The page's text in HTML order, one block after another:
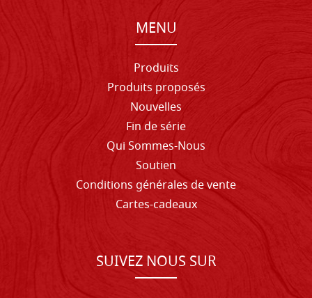
MENU
Produits
Produits proposés
Nouvelles
Fin de série
Qui Sommes-Nous
Soutien
Conditions générales de vente
Cartes-cadeaux
SUIVEZ NOUS SUR